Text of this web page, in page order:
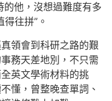
的他，沒想過難度有多
往拼”。
領會到科研之路的艱
務天差地別，不只需
英文學術材料的挑
懂，曾整晚查單詞、